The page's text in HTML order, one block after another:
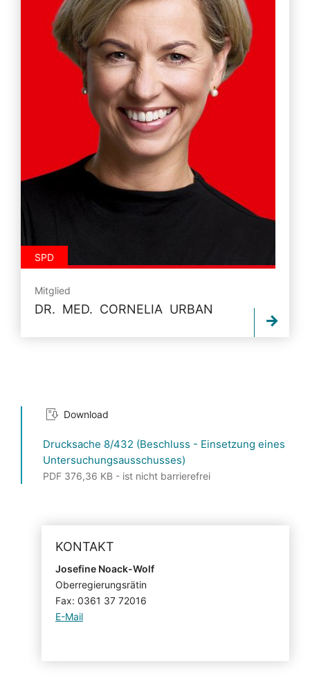
SPD
Mitglied
DR. MED. CORNELIA URBAN
Download
Drucksache 8/432 (Beschluss - Einsetzung eines
Untersuchungsausschusses)
PDF 376,36 KB - ist nicht barrierefrei
KONTAKT
Josefine Noack-Wolf
Oberregierungsrätin
Fax: 0361 37 72016
E-Mail